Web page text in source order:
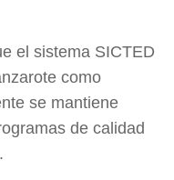
el sistema SICTED
como
se mantiene
de calidad